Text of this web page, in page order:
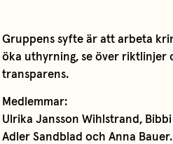
Gruppens syfte är att arbeta
öka uthyrning, se över riktlinjer
transparens.
Medlemmar:
Ulrika Jansson Wihlstrand,
Adler Sandblad och Anna Bauer.